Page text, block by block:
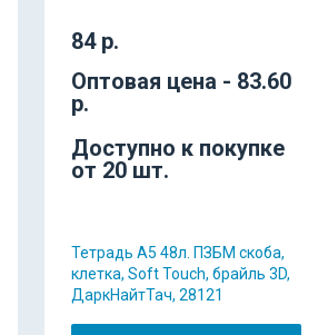
84 р.
Оптовая цена - 83.60
р.
Доступно к покупке
от 20 шт.
Тетрадь А5 48л. ПЗБМ скоба,
клетка, Soft Touch, брайль 3D,
ДаркНайтТач, 28121